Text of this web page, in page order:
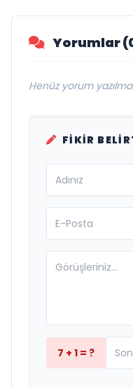
Yorumlar
Henüz yorum
FIKIR
7 + 1 = ?